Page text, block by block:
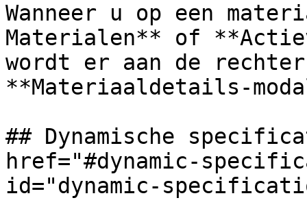
Wanneer u op een
Materialen** of
wordt er aan de
**Materiaaldetails-
## Dynamische
href="#dynamic-
id="dynamic-